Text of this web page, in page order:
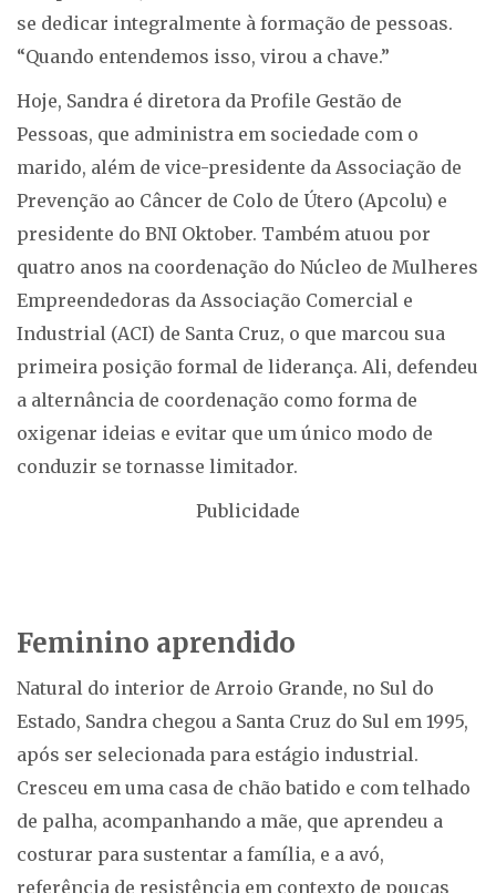
se dedicar integralmente à formação de pessoas.
“Quando entendemos isso, virou a chave.”
Hoje, Sandra é diretora da Profile Gestão de
Pessoas, que administra em sociedade com o
marido, além de vice-presidente da Associação de
Prevenção ao Câncer de Colo de Útero (Apcolu) e
presidente do BNI Oktober. Também atuou por
quatro anos na coordenação do Núcleo de Mulheres
Empreendedoras da Associação Comercial e
Industrial (ACI) de Santa Cruz, o que marcou sua
primeira posição formal de liderança. Ali, defendeu
a alternância de coordenação como forma de
oxigenar ideias e evitar que um único modo de
conduzir se tornasse limitador.
Publicidade
Feminino aprendido
Natural do interior de Arroio Grande, no Sul do
Estado, Sandra chegou a Santa Cruz do Sul em 1995,
após ser selecionada para estágio industrial.
Cresceu em uma casa de chão batido e com telhado
de palha, acompanhando a mãe, que aprendeu a
costurar para sustentar a família, e a avó,
referência de resistência em contexto de poucas